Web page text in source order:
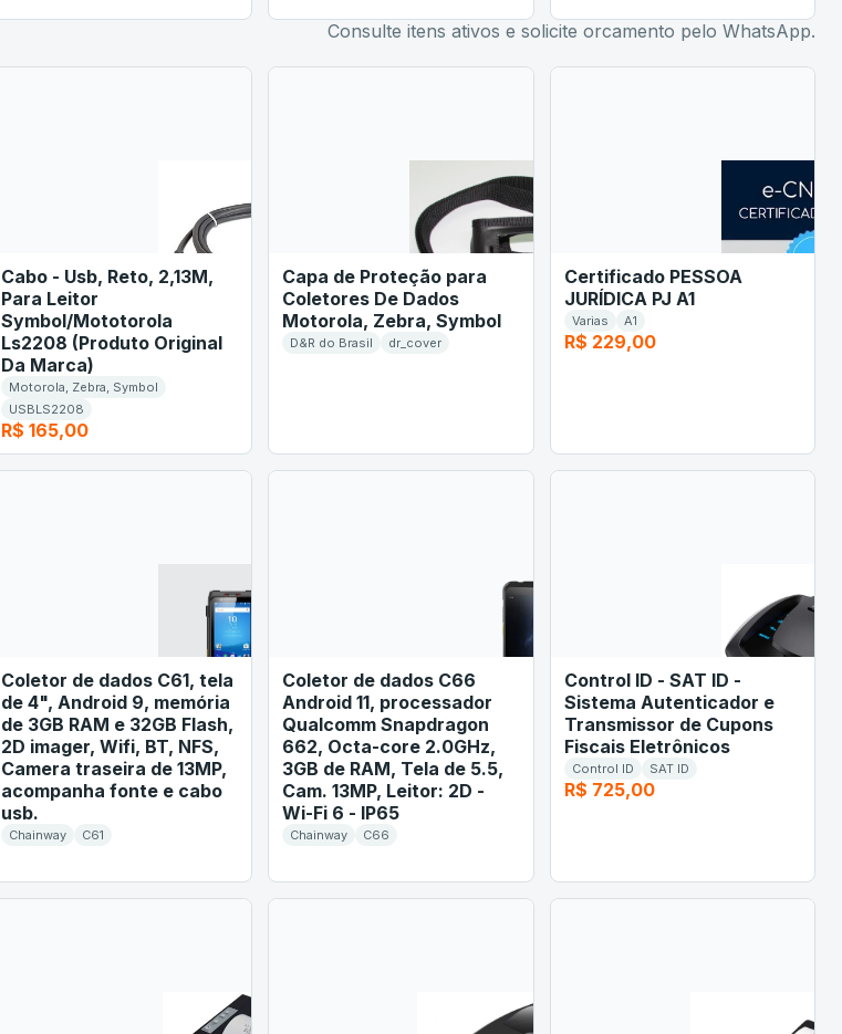
Consulte itens ativos e solicite orcamento pelo WhatsApp.
Cabo - Usb, Reto, 2,13M,
Para Leitor
Symbol/Mototorola
Ls2208 (Produto Original
Da Marca)
Motorola, Zebra, Symbol
USBLS2208
R$ 165,00
Capa de Proteção para
Coletores De Dados
Motorola, Zebra, Symbol
D&R do Brasil dr_cover
Certificado PESSOA
JURÍDICA PJ A1
Varias A1
R$ 229,00
Coletor de dados C61, tela
de 4", Android 9, memória
de 3GB RAM e 32GB Flash,
2D imager, Wifi, BT, NFS,
Camera traseira de 13MP,
acompanha fonte e cabo
usb.
Chainway C61
Coletor de dados C66
Android 11, processador
Qualcomm Snapdragon
662, Octa-core 2.0GHz,
3GB de RAM, Tela de 5.5,
Cam. 13MP, Leitor: 2D -
Wi-Fi 6 - IP65
Chainway C66
Control ID - SAT ID -
Sistema Autenticador e
Transmissor de Cupons
Fiscais Eletrônicos
Control ID SAT ID
R$ 725,00